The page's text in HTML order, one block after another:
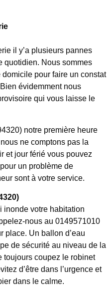
il y’a plusieurs pannes
quotidien. Nous sommes
pour faire un constat
évidemment nous
qui vous laisse le
notre première heure
ne comptons pas la
et jour férié vous pouvez
un problème de
sont à votre service.
inonde votre habitation
nous au 0149571010
place. Un ballon d’eau
de sécurité au niveau de la
toujours coupez le robinet
d’être dans l’urgence et
dans le calme.